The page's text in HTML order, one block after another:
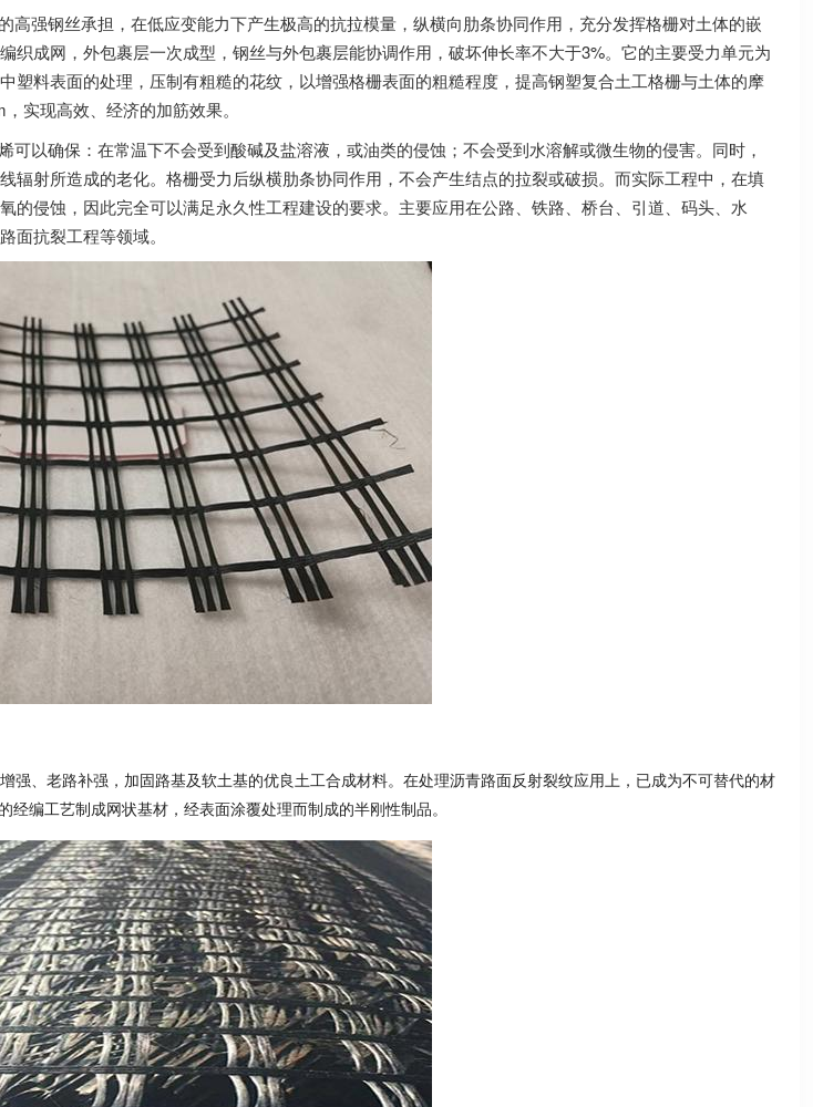
强钢丝承担，在低应变能力下产生极高的抗拉模量，纵横向肋条协同作用，充分发挥格栅对土体的嵌
织成网，外包裹层一次成型，钢丝与外包裹层能协调作用，破坏伸长率不大于3%。它的主要受力单元为
塑料表面的处理，压制有粗糙的花纹，以增强格栅表面的粗糙程度，提高钢塑复合土工格栅与土体的摩
实现高效、经济的加筋效果。
以确保：在常温下不会受到酸碱及盐溶液，或油类的侵蚀；不会受到水溶解或微生物的侵害。同时，
辐射所造成的老化。格栅受力后纵横肋条协同作用，不会产生结点的拉裂或破损。而实际工程中，在填
的侵蚀，因此完全可以满足永久性工程建设的要求。 主要应用在公路、铁路、桥台、引道、码头、水
面抗裂工程等领域。
强、老路补强，加固路基及软土基的优良土工合成材料。在处理沥青路面反射裂纹应用上，已成为不可替代的材
经编工艺制成网状基材，经表面涂覆处理而制成的半刚性制品。